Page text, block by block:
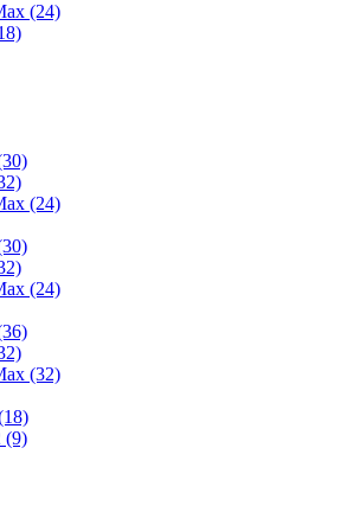
(24)
(24)
(24)
(32)
(9)